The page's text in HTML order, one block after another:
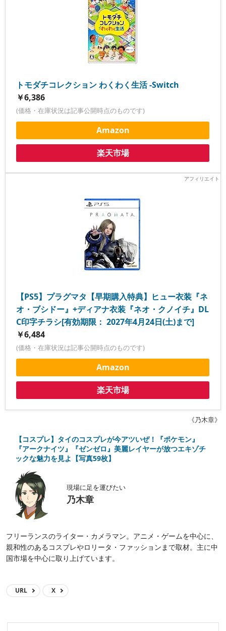
トモダチコレクション わくわく生活 -Switch
￥6,386
(価格・在庫状況は記事公開時点のものです)
Amazon
楽天市場
【PS5】プラグマタ【早期購入特典】ヒュー衣装『ネ
オ・ブシドー』+ディアナ衣装『ネオ・クノイチ』DL
C印字チラシ[有効期限： 2027年4月24日(土)まで]
￥6,484
(価格・在庫状況は記事公開時点のものです)
Amazon
楽天市場
《乃木章》
【コスプレ】タイのコスプレが今アツいぜ！『ポケモン』
『アークナイツ』『ゼンゼロ』美麗レイヤーが放つエキゾチ
ックな魅力を見よ【写真59枚】
現場に足を運びたい
乃木章
フリーランスのライター・カメラマン。アニメ・ゲームを中心に、
親和性のあるコスプレやロリータ・ファッションまで取材。主に中
国市場を中心に取り上げています。
URL X